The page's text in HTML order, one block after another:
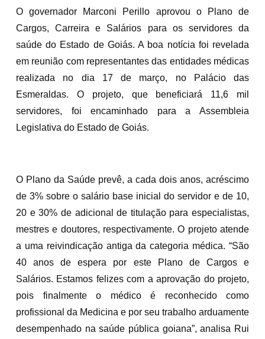
O governador Marconi Perillo aprovou o Plano de
Cargos, Carreira e Salários para os servidores da
saúde do Estado de Goiás. A boa notícia foi revelada
em reunião com representantes das entidades médicas
realizada no dia 17 de março, no Palácio das
Esmeraldas. O projeto, que beneficiará 11,6 mil
servidores, foi encaminhado para a Assembleia
Legislativa do Estado de Goiás.
O Plano da Saúde prevê, a cada dois anos, acréscimo
de 3% sobre o salário base inicial do servidor e de 10,
20 e 30% de adicional de titulação para especialistas,
mestres e doutores, respectivamente. O projeto atende
a uma reivindicação antiga da categoria médica. “São
40 anos de espera por este Plano de Cargos e
Salários. Estamos felizes com a aprovação do projeto,
pois finalmente o médico é reconhecido como
profissional da Medicina e por seu trabalho arduamente
desempenhado na saúde pública goiana”, analisa Rui